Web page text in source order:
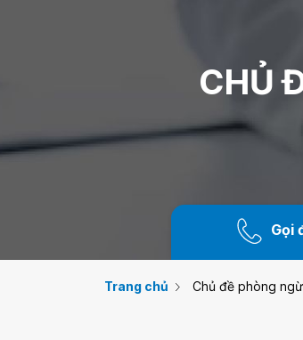
CHỦ
Gọi
Trang chủ Chủ đề phòng